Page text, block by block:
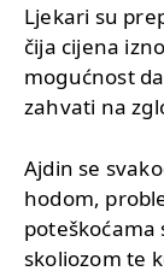
Ljekari su
čija cijena
mogućnost
zahvati na
Ajdin se
hodom,
skoliozom te